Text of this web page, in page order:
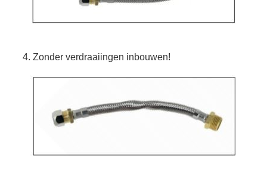
Zonder verdraaiingen inbouwen!